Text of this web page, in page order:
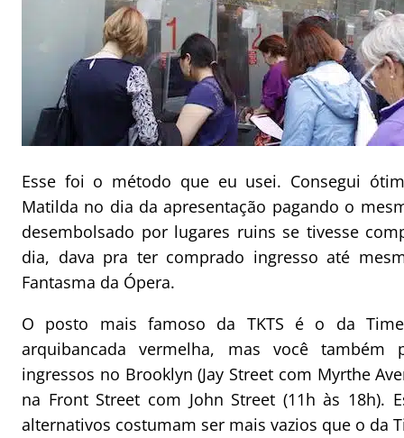
Esse foi o método que eu usei. Consegui
Matilda no dia da apresentação pagando o
desembolsado por lugares ruins se tivesse
dia, dava pra ter comprado ingresso até
Fantasma da Ópera.
O posto mais famoso da TKTS é o da
arquibancada vermelha, mas você também
ingressos no Brooklyn (Jay Street com Myrthe
na Front Street com John Street (11h às 18h).
alternativos costumam ser mais vazios que o da